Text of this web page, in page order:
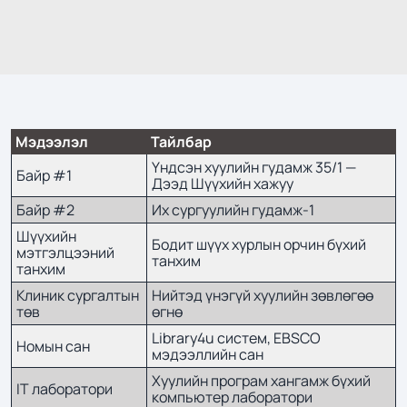
Мэдээлэл
Тайлбар
Байр #1
Үндсэн хуулийн гудамж 35/1 —
Дээд Шүүхийн хажуу
Байр #2
Их сургуулийн гудамж-1
Шүүхийн
мэтгэлцээний
танхим
Бодит шүүх хурлын орчин бүхий
танхим
Клиник сургалтын
төв
Нийтэд үнэгүй хуулийн зөвлөгөө
өгнө
Номын сан
Library4u систем, EBSCO
мэдээллийн сан
IT лаборатори
Хуулийн програм хангамж бүхий
компьютер лаборатори